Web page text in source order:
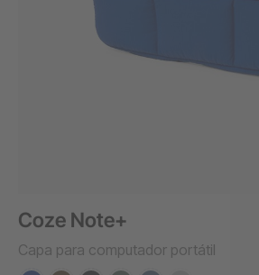
Coze Note+
Capa para computador portátil